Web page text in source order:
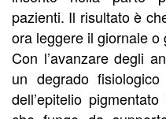
pazienti. Il risultato è
ora leggere il giornale o
Con l’avanzare degli
un degrado fisiologico
dell’epitelio